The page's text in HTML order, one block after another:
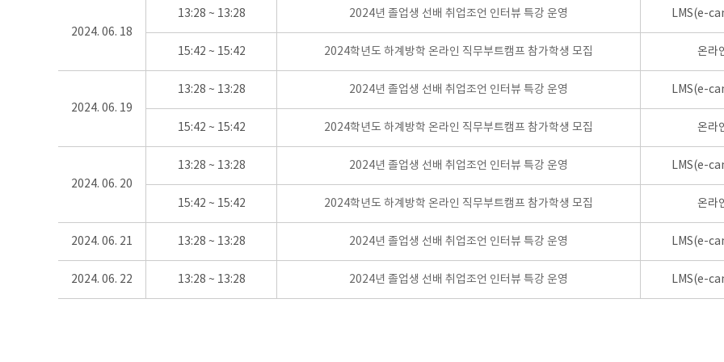
2024. 06. 18
13:28 ~ 13:28 2024년 졸업생 선배 취업조언 인터뷰 특강 운영 LMS(e-
15:42 ~ 15:42 2024학년도 하계방학 온라인 직무부트캠프 참가학생 모집 온라
2024. 06. 19
13:28 ~ 13:28 2024년 졸업생 선배 취업조언 인터뷰 특강 운영 LMS(e-
15:42 ~ 15:42 2024학년도 하계방학 온라인 직무부트캠프 참가학생 모집 온라
2024. 06. 20
13:28 ~ 13:28 2024년 졸업생 선배 취업조언 인터뷰 특강 운영 LMS(e-
15:42 ~ 15:42 2024학년도 하계방학 온라인 직무부트캠프 참가학생 모집 온라
2024. 06. 21 13:28 ~ 13:28 2024년 졸업생 선배 취업조언 인터뷰 특강 운영 LMS(e-
2024. 06. 22 13:28 ~ 13:28 2024년 졸업생 선배 취업조언 인터뷰 특강 운영 LMS(e-